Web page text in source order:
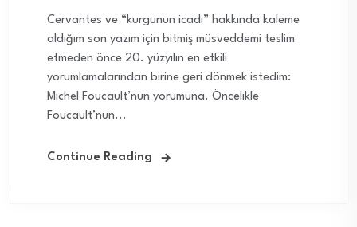
Cervantes ve “kurgunun icadı” hakkında kaleme
aldığım son yazım için bitmiş müsveddemi teslim
etmeden önce 20. yüzyılın en etkili
yorumlamalarından birine geri dönmek istedim:
Michel Foucault’nun yorumuna. Öncelikle
Foucault’nun...
Continue Reading